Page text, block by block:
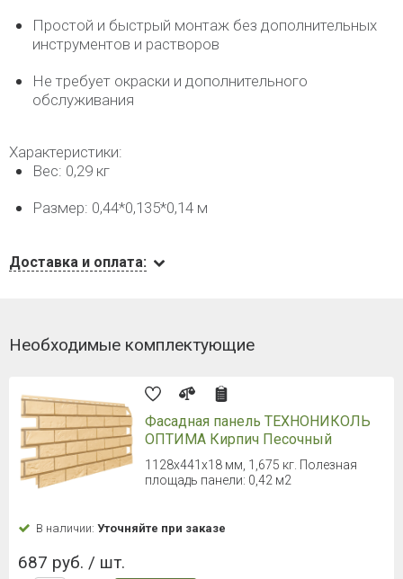
Простой и быстрый монтаж без дополнительных
инструментов и растворов
Не требует окраски и дополнительного
обслуживания
Характеристики:
Вес: 0,29 кг
Размер: 0,44*0,135*0,14 м
Доставка и оплата:
Необходимые комплектующие
Фасадная панель ТЕХНОНИКОЛЬ
ОПТИМА Кирпич Песочный
1128х441х18 мм, 1,675 кг. Полезная
площадь панели: 0,42 м2
В наличии: Уточняйте при заказе
687 руб. / шт.